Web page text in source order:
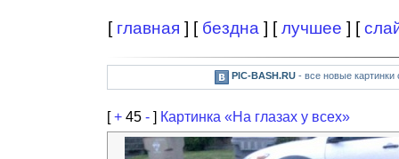
[ главная ] [ бездна ] [лучшее ] [
PIC-BASH.RU- все новые картинки
[+ 45 - ] Картинка «На глазах у всех»